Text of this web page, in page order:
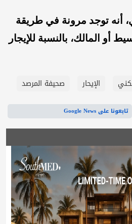
أنه توجد مرونة في طريقة
أو المالك، بالنسبة للإيجار
الإيحار صحيفة المرصد
تابعونا على Google News